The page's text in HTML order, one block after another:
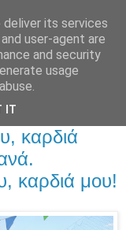
καρδιά
καρδιά μου!
its services
user-agent are
and security
usage
IT